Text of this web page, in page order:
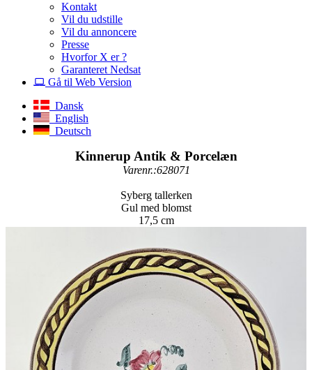
Kontakt
Vil du udstille
Vil du annoncere
Presse
Hvorfor X er ?
Garanteret Nedsat
Gå til Web Version
Dansk
English
Deutsch
Kinnerup Antik & Porcelæn
Varenr.:628071
Syberg tallerken
Gul med blomst
17,5 cm